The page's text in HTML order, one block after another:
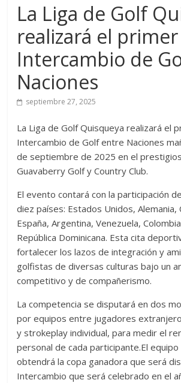
La Liga de Golf
realizará el primer
Intercambio de
Naciones
septiembre 27, 2025
La Liga de Golf Quisqueya realizará el
Intercambio de Golf entre Naciones
de septiembre de 2025 en el
Guavaberry Golf y Country Club.
El evento contará con la participación
diez países: Estados Unidos, Alemania,
España, Argentina, Venezuela,
República Dominicana. Esta cita
fortalecer los lazos de integración y
golfistas de diversas culturas bajo un
competitivo y de compañerismo.
La competencia se disputará en dos
por equipos entre jugadores
y strokeplay individual, para medir el
personal de cada participante.El
obtendrá la copa ganadora que será
Intercambio que será celebrado en el